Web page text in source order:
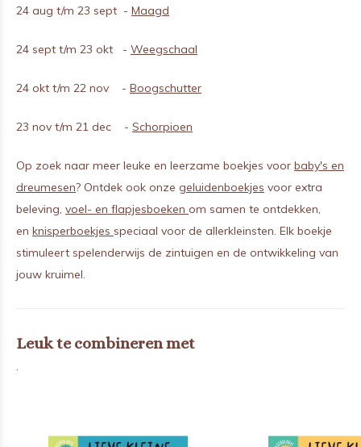
24 aug t/m 23 sept - Maagd
24 sept t/m 23 okt - Weegschaal
24 okt t/m 22 nov - Boogschutter
23 nov t/m 21 dec - Schorpioen
Op zoek naar meer leuke en leerzame boekjes voor baby's en
dreumesen? Ontdek ook onze geluidenboekjes voor extra
beleving, voel- en flapjesboeken om samen te ontdekken,
en knisperboekjes speciaal voor de allerkleinsten. Elk boekje
stimuleert spelenderwijs de zintuigen en de ontwikkeling van
jouw kruimel.
Leuk te combineren met
.